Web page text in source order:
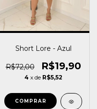
Short Lore - Azul
R$72,00 R$19,90
4 x de R$5,52